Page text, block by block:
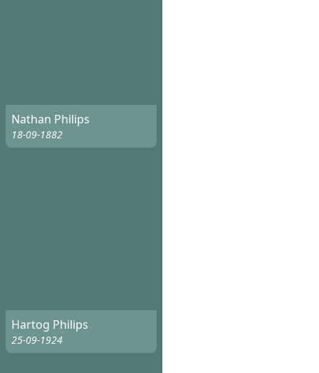
Nathan Philips
18-09-1882
Hartog Philips
25-09-1924